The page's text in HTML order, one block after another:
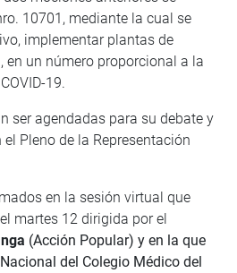
10701, mediante la cual se
implementar plantas de
en un número proporcional a la
19.
ser agendadas para su debate y
Pleno de la Representación
en la sesión virtual que
martes 12 dirigida por el
(Acción Popular) y en la que
del Colegio Médico del